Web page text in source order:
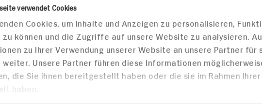
verwendet Cookies
Cookies, um Inhalte und Anzeigen zu personalisieren,
können und die Zugriffe auf unsere Website zu analysieren.
zu Ihrer Verwendung unserer Website an unsere Partner für
weiter. Unsere Partner führen diese Informationen
die Sie ihnen bereitgestellt haben oder die sie im Rahmen
haben.
Süßes & Salziges
Lindor Beutel Milch
Markt finden